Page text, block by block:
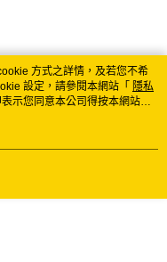
方式之詳情，及若您不希
設定，請參閱本網站「 隱私
示您同意本公司得按本網站使